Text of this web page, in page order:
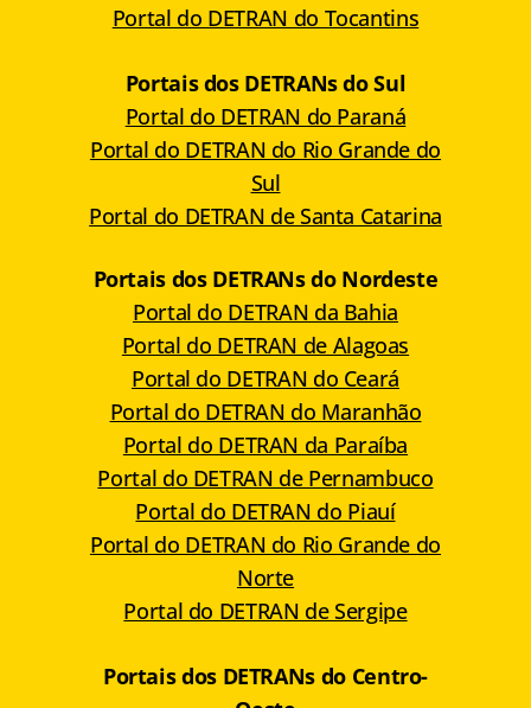
Portal do DETRAN do Tocantins
Portais dos DETRANs do Sul
Portal do DETRAN do Paraná
Portal do DETRAN do Rio Grande do
Sul
Portal do DETRAN de Santa Catarina
Portais dos DETRANs do Nordeste
Portal do DETRAN da Bahia
Portal do DETRAN de Alagoas
Portal do DETRAN do Ceará
Portal do DETRAN do Maranhão
Portal do DETRAN da Paraíba
Portal do DETRAN de Pernambuco
Portal do DETRAN do Piauí
Portal do DETRAN do Rio Grande do
Norte
Portal do DETRAN de Sergipe
Portais dos DETRANs do Centro-